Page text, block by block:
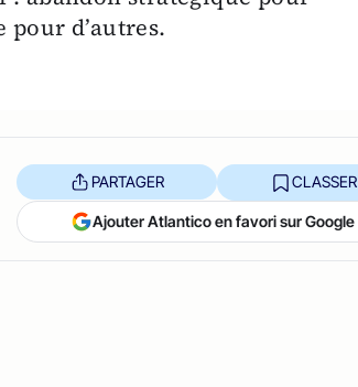
d’autres.
PARTAGER CLASSER
Ajouter Atlantico en favori sur Google